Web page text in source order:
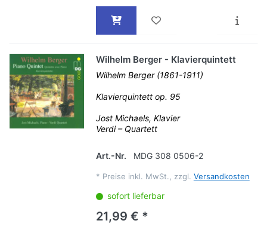
Wilhelm Berger - Klavierquintett
Wilhelm Berger (1861-1911)
Klavierquintett op. 95
Jost Michaels, Klavier
Verdi – Quartett
Art.-Nr. MDG 308 0506-2
* Preise inkl. MwSt., zzgl. Versandkosten
sofort lieferbar
21,99 € *